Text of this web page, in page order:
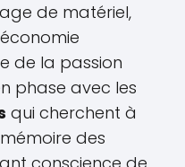
de matériel,
de la passion
phase avec les
qui cherchent à
des